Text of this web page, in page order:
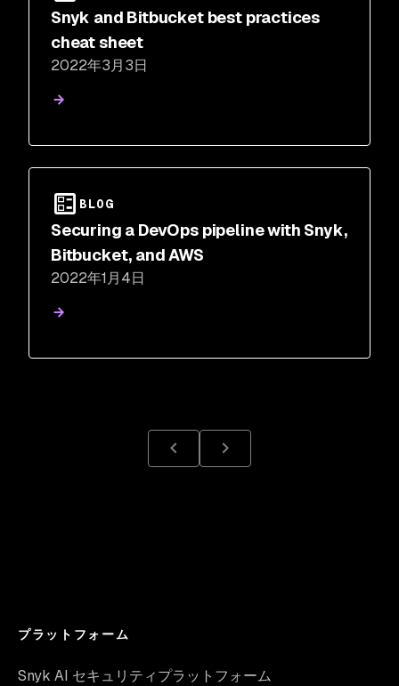
Snyk and Bitbucket best practices
cheat sheet
2022年3月3日
BLOG
Securing a DevOps pipeline with Snyk,
Bitbucket, and AWS
2022年1月4日
プラットフォーム
Snyk AI セキュリティプラットフォーム